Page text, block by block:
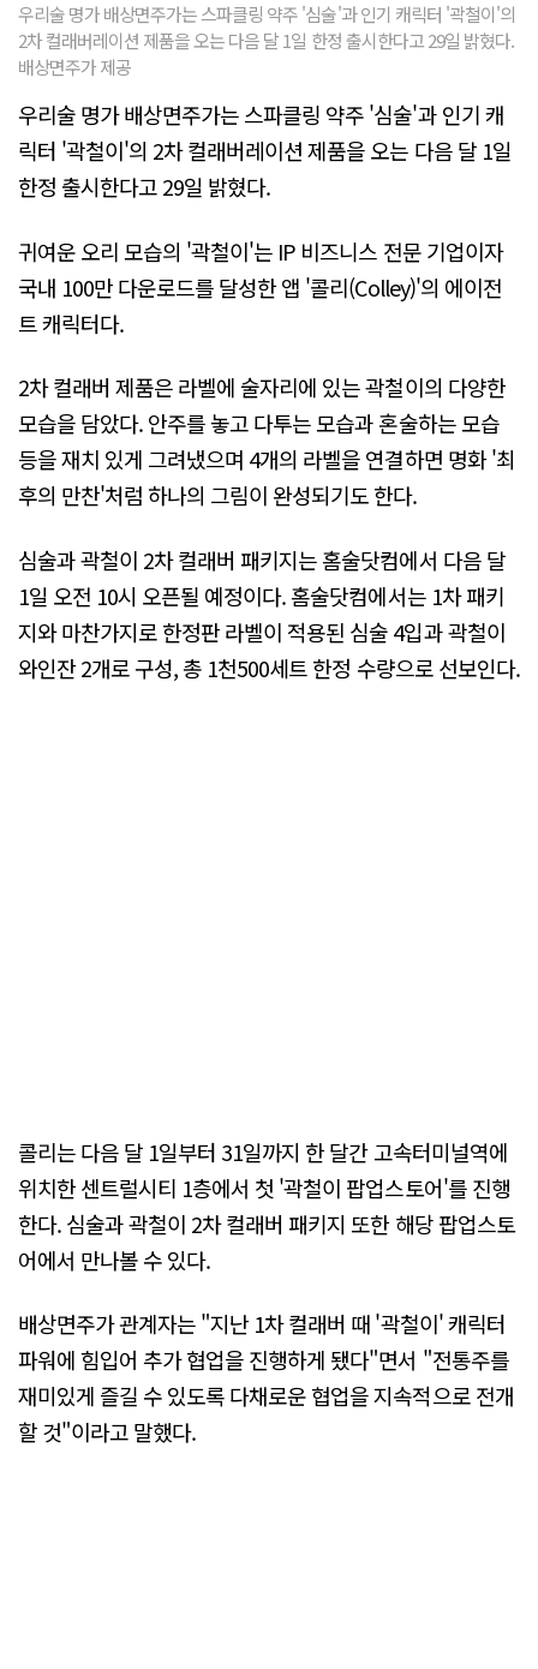
우리술 명가 배상면주가는 스파클링 약주 '심술'과 인기 캐릭터 '곽철이'의
2차 컬래버레이션 제품을 오는 다음 달 1일 한정 출시한다고 29일 밝혔다.
배상면주가 제공
우리술 명가 배상면주가는 스파클링 약주 '심술'과 인기 캐
릭터 '곽철이'의 2차 컬래버레이션 제품을 오는 다음 달 1일
한정 출시한다고 29일 밝혔다.
귀여운 오리 모습의 '곽철이'는 IP 비즈니스 전문 기업이자
국내 100만 다운로드를 달성한 앱 '콜리(Colley)'의 에이전
트 캐릭터다.
2차 컬래버 제품은 라벨에 술자리에 있는 곽철이의 다양한
모습을 담았다. 안주를 놓고 다투는 모습과 혼술하는 모습
등을 재치 있게 그려냈으며 4개의 라벨을 연결하면 명화 '최
후의 만찬'처럼 하나의 그림이 완성되기도 한다.
심술과 곽철이 2차 컬래버 패키지는 홈술닷컴에서 다음 달
1일 오전 10시 오픈될 예정이다. 홈술닷컴에서는 1차 패키
지와 마찬가지로 한정판 라벨이 적용된 심술 4입과 곽철이
와인잔 2개로 구성, 총 1천500세트 한정 수량으로 선보인다.
콜리는 다음 달 1일부터 31일까지 한 달간 고속터미널역에
위치한 센트럴시티 1층에서 첫 '곽철이 팝업스토어'를 진행
한다. 심술과 곽철이 2차 컬래버 패키지 또한 해당 팝업스토
어에서 만나볼 수 있다.
배상면주가 관계자는 "지난 1차 컬래버 때 '곽철이' 캐릭터
파워에 힘입어 추가 협업을 진행하게 됐다"면서 "전통주를
재미있게 즐길 수 있도록 다채로운 협업을 지속적으로 전개
할 것"이라고 말했다.